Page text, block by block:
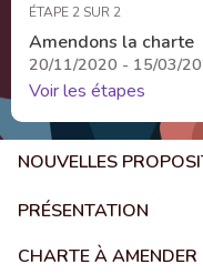
ÉTAPE 2 SUR 2
Amendons la charte
20/11/2020 - 15/03/
Voir les étapes
NOUVELLES
PRÉSENTATION
CHARTE À AMENDER